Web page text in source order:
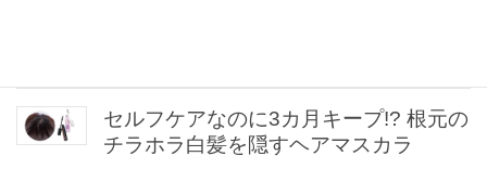
セルフケアなのに3カ月キープ!? 根元の
チラホラ白髪を隠すヘアマスカラ